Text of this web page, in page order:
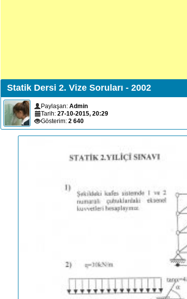
Statik Dersi 2. Vize Soruları - 2002
Paylaşan: Admin
Tarih: 27-10-2015, 20:29
Gösterim: 2 640